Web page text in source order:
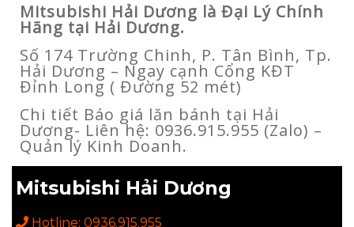
Mitsubishi Hải Dương là Đại Lý Chính
Hãng tại Hải Dương.
Số 174 Trường Chinh, P. Tân Bình, Tp.
Hải Dương – Ngay cạnh Cổng KĐT
Đỉnh Long ( Đường 52 mét)
Chi tiết Báo giá lăn bánh tại Hải
Dương- Liên hệ: 0936.915.955 (Zalo) –
Quản lý Kinh Doanh.
Mitsubishi Hải Dương
Hotline: 0936.915.955